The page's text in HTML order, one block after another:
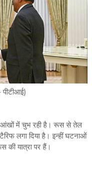
आंखों में चुभ रही है। रूस से तेल
लगा दिया है। इन्हीं घटनाओं
की यात्रा पर हैं।